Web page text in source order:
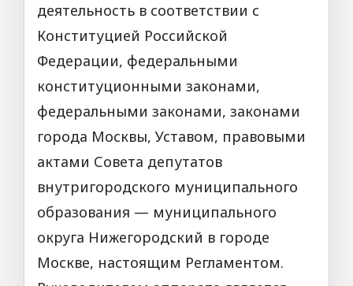
деятельность в соответствии с
Конституцией Российской
Федерации, федеральными
конституционными законами,
федеральными законами, законами
города Москвы, Уставом, правовыми
актами Совета депутатов
внутригородского муниципального
образования — муниципального
округа Нижегородский в городе
Москве, настоящим Регламентом.